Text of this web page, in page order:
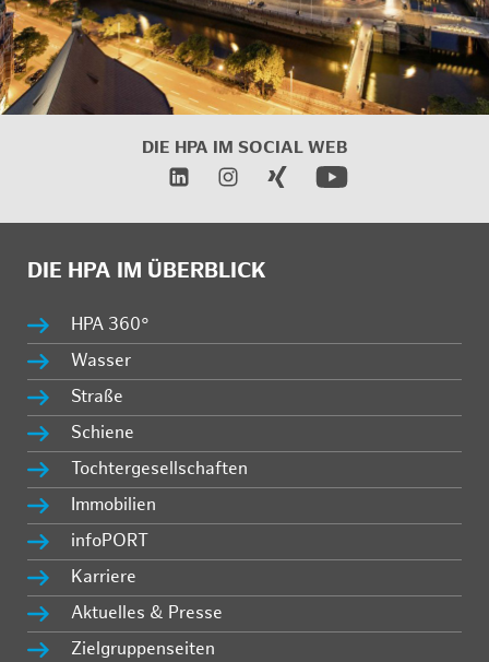
DIE HPA IM SOCIAL WEB
DIE HPA IM ÜBERBLICK
HPA 360°
Wasser
Straße
Schiene
Tochtergesellschaften
Immobilien
infoPORT
Karriere
Aktuelles & Presse
Zielgruppenseiten